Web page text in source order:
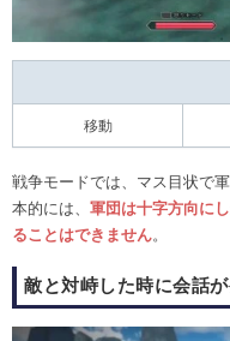
移動
戦争モードでは、マス目状で
本的には、 軍団は十字方向に
ることはできません。
敵と対峙した時に会話